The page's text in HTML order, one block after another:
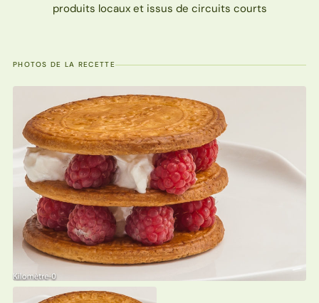
PHOTOS DE LA RECETTE